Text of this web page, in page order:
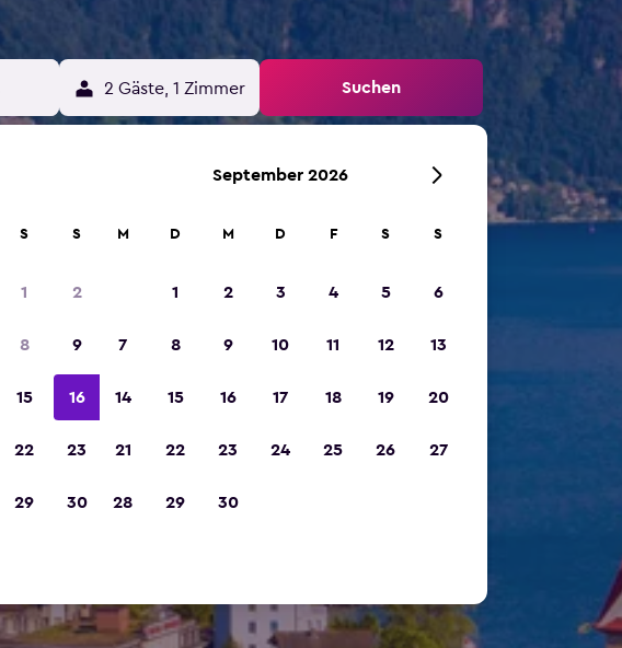
2 Gäste, 1 Zimmer Suchen
S S
1 2
8 9
15 16
22 23
29 30
September 2026
M D M D F S S
1 2 3 4 5 6
7 8 9 10 11 12 13
14 15 16 17 18 19 20
21 22 23 24 25 26 27
28 29 30